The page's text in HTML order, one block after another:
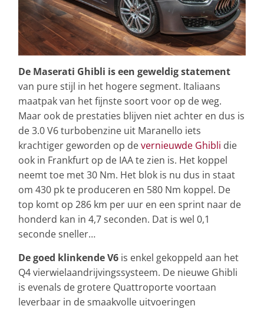
De Maserati Ghibli is een geweldig statement
van pure stijl in het hogere segment. Italiaans
maatpak van het fijnste soort voor op de weg.
Maar ook de prestaties blijven niet achter en dus is
de 3.0 V6 turbobenzine uit Maranello iets
krachtiger geworden op devernieuwde Ghibli die
ook in Frankfurt op de IAA te zien is. Het koppel
neemt toe met 30 Nm. Het blok is nu dus in staat
om 430 pk te produceren en 580 Nm koppel. De
top komt op 286 km per uur en een sprint naar de
honderd kan in 4,7 seconden. Dat is wel 0,1
seconde sneller…
De goed klinkende V6 is enkel gekoppeld aan het
Q4 vierwielaandrijvingssysteem. De nieuwe Ghibli
is evenals de grotere Quattroporte voortaan
leverbaar in de smaakvolle uitvoeringen